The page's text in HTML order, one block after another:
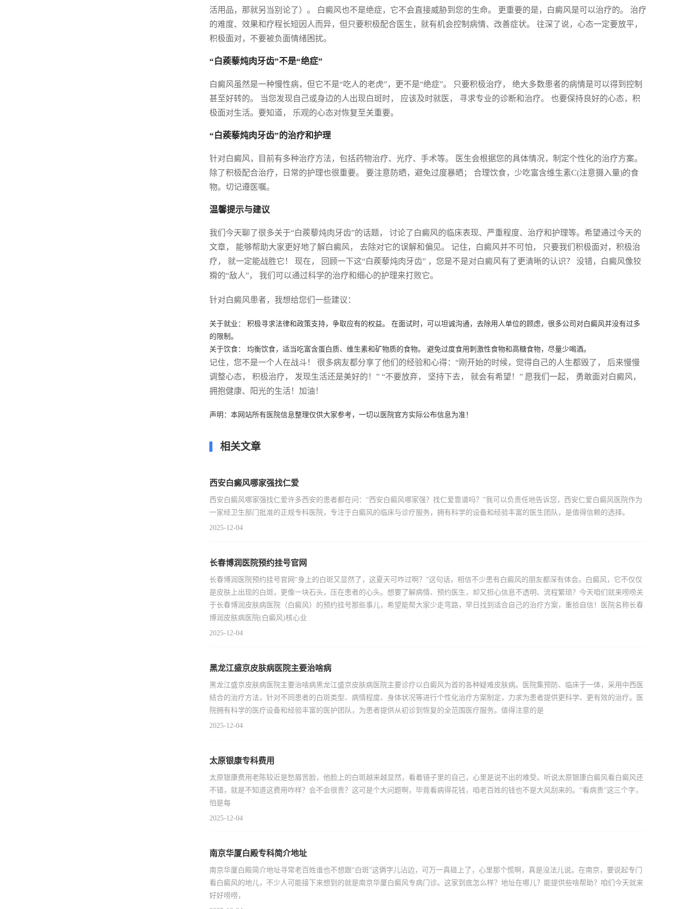
活用品，那就另当别论了）。 白癜风也不是绝症，它不会直接威胁到您的生命。 更重要的是，白癜风是可以治疗的。 治疗
的难度、效果和疗程长短因人而异，但只要积极配合医生，就有机会控制病情、改善症状。 往深了说，心态一定要放平，
积极面对，不要被负面情绪困扰。
“白蒺藜炖肉牙齿”不是“绝症”
白癜风虽然是一种慢性病，但它不是“吃人的老虎”，更不是“绝症”。 只要积极治疗， 绝大多数患者的病情是可以得到控制
甚至好转的。 当您发现自己或身边的人出现白斑时， 应该及时就医， 寻求专业的诊断和治疗。 也要保持良好的心态，积
极面对生活。要知道， 乐观的心态对恢复至关重要。
“白蒺藜炖肉牙齿”的治疗和护理
针对白癜风，目前有多种治疗方法，包括药物治疗、光疗、手术等。 医生会根据您的具体情况，制定个性化的治疗方案。
除了积极配合治疗，日常的护理也很重要。 要注意防晒，避免过度暴晒； 合理饮食，少吃富含维生素C(注意摄入量)的食
物。切记遵医嘱。
温馨提示与建议
我们今天聊了很多关于“白蒺藜炖肉牙齿”的话题， 讨论了白癜风的临床表现、严重程度、治疗和护理等。希望通过今天的
文章， 能够帮助大家更好地了解白癜风， 去除对它的误解和偏见。 记住，白癜风并不可怕， 只要我们积极面对，积极治
疗， 就一定能战胜它！ 现在， 回顾一下这“白蒺藜炖肉牙齿” ，您是不是对白癜风有了更清晰的认识？ 没错，白癜风像狡
猾的“敌人”， 我们可以通过科学的治疗和细心的护理来打败它。
针对白癜风患者，我想给您们一些建议：
关于就业： 积极寻求法律和政策支持，争取应有的权益。 在面试时，可以坦诚沟通，去除用人单位的顾虑，很多公司对白癜风并没有过多
的限制。
关于饮食： 均衡饮食，适当吃富含蛋白质、维生素和矿物质的食物。 避免过度食用刺激性食物和高糖食物，尽量少喝酒。
记住，您不是一个人在战斗！ 很多病友都分享了他们的经验和心得：“刚开始的时候，觉得自己的人生都毁了， 后来慢慢
调整心态， 积极治疗， 发现生活还是美好的！” “不要放弃， 坚持下去， 就会有希望！” 愿我们一起， 勇敢面对白癜风，
拥抱健康、阳光的生活！加油！
声明：本网站所有医院信息整理仅供大家参考，一切以医院官方实际公布信息为准！
相关文章
西安白癜风哪家强找仁爱
西安白癜风哪家强找仁爱许多西安的患者都在问：“西安白癜风哪家强？找仁爱靠谱吗？”我可以负责任地告诉您，西安仁爱白癜风医院作为
一家经卫生部门批准的正规专科医院，专注于白癜风的临床与诊疗服务，拥有科学的设备和经验丰富的医生团队，是值得信赖的选择。
2025-12-04
长春博润医院预约挂号官网
长春博润医院预约挂号官网“身上的白斑又显然了，这夏天可咋过啊？”这句话，相信不少患有白癜风的朋友都深有体会。白癜风，它不仅仅
是皮肤上出现的白斑，更像一块石头，压在患者的心头。想要了解病情、预约医生，却又担心信息不透明、流程繁琐？今天咱们就来唠唠关
于长春博润皮肤病医院（白癜风）的预约挂号那些事儿，希望能帮大家少走弯路，早日找到适合自己的治疗方案，重拾自信！医院名称长春
博润皮肤病医院(白癜风)核心业
2025-12-04
黑龙江盛京皮肤病医院主要治啥病
黑龙江盛京皮肤病医院主要治啥病黑龙江盛京皮肤病医院主要诊疗以白癜风为首的各种疑难皮肤病。医院集预防、临床于一体，采用中西医
结合的治疗方法，针对不同患者的白斑类型、病情程度、身体状况等进行个性化治疗方案制定，力求为患者提供更科学、更有效的治疗。医
院拥有科学的医疗设备和经验丰富的医护团队，为患者提供从初诊到恢复的全范围医疗服务。值得注意的是
2025-12-04
太原银康专科费用
太原银康费用老陈较近是愁眉苦脸，他脸上的白斑越来越显然，看着镜子里的自己，心里是说不出的难受。听说太原银康白癜风看白癜风还
不错，就是不知道这费用咋样？会不会很贵？这可是个大问题啊，毕竟看病得花钱，咱老百姓的钱也不是大风刮来的。“看病贵”这三个字，
怕是每
2025-12-04
南京华厦白殿专科简介地址
南京华厦白殿简介地址寻常老百姓谁也不想跟“白斑”这俩字儿沾边，可万一真碰上了，心里那个慌啊，真是没法儿说。在南京，要说起专门
看白癜风的地儿，不少人可能接下来想到的就是南京华厦白癜风专病门诊。这家到底怎么样？地址在哪儿？能提供些啥帮助？咱们今天就来
好好唠唠，